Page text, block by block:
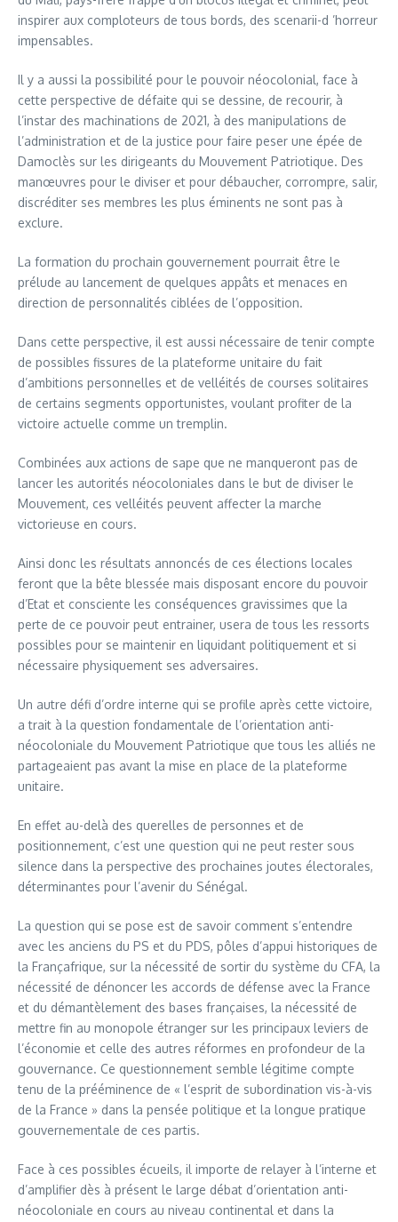
inspirer aux comploteurs de tous bords, des scenarii-d ’horreur
impensables.
Il y a aussi la possibilité pour le pouvoir néocolonial, face à
cette perspective de défaite qui se dessine, de recourir, à
l’instar des machinations de 2021, à des manipulations de
l’administration et de la justice pour faire peser une épée de
Damoclès sur les dirigeants du Mouvement Patriotique. Des
manœuvres pour le diviser et pour débaucher, corrompre, salir,
discréditer ses membres les plus éminents ne sont pas à
exclure.
La formation du prochain gouvernement pourrait être le
prélude au lancement de quelques appâts et menaces en
direction de personnalités ciblées de l’opposition.
Dans cette perspective, il est aussi nécessaire de tenir compte
de possibles fissures de la plateforme unitaire du fait
d’ambitions personnelles et de velléités de courses solitaires
de certains segments opportunistes, voulant profiter de la
victoire actuelle comme un tremplin.
Combinées aux actions de sape que ne manqueront pas de
lancer les autorités néocoloniales dans le but de diviser le
Mouvement, ces velléités peuvent affecter la marche
victorieuse en cours.
Ainsi donc les résultats annoncés de ces élections locales
feront que la bête blessée mais disposant encore du pouvoir
d’Etat et consciente les conséquences gravissimes que la
perte de ce pouvoir peut entrainer, usera de tous les ressorts
possibles pour se maintenir en liquidant politiquement et si
nécessaire physiquement ses adversaires.
Un autre défi d’ordre interne qui se profile après cette victoire,
a trait à la question fondamentale de l’orientation anti-
néocoloniale du Mouvement Patriotique que tous les alliés ne
partageaient pas avant la mise en place de la plateforme
unitaire.
En effet au-delà des querelles de personnes et de
positionnement, c’est une question qui ne peut rester sous
silence dans la perspective des prochaines joutes électorales,
déterminantes pour l’avenir du Sénégal.
La question qui se pose est de savoir comment s’entendre
avec les anciens du PS et du PDS, pôles d’appui historiques de
la Françafrique, sur la nécessité de sortir du système du CFA, la
nécessité de dénoncer les accords de défense avec la France
et du démantèlement des bases françaises, la nécessité de
mettre fin au monopole étranger sur les principaux leviers de
l’économie et celle des autres réformes en profondeur de la
gouvernance. Ce questionnement semble légitime compte
tenu de la prééminence de « l’esprit de subordination vis-à-vis
de la France » dans la pensée politique et la longue pratique
gouvernementale de ces partis.
Face à ces possibles écueils, il importe de relayer à l’interne et
d’amplifier dès à présent le large débat d’orientation anti-
néocoloniale en cours au niveau continental et dans la